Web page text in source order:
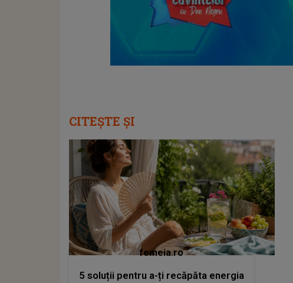
CITEȘTE ȘI
femeia.ro
5 soluții pentru a-ți recăpăta energia